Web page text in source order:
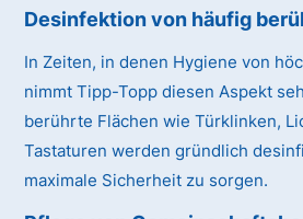
Desinfektion von häufig
In Zeiten, in denen Hygiene von
nimmt Tipp-Topp diesen Aspekt
berührte Flächen wie Türklinken,
Tastaturen werden gründlich
maximale Sicherheit zu sorgen.